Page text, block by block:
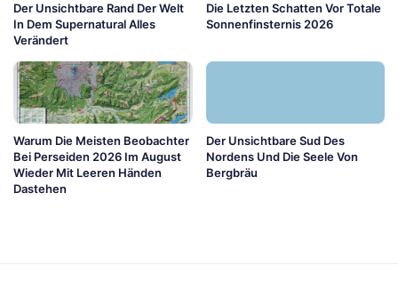
Der Unsichtbare Rand Der Welt
In Dem Supernatural Alles
Verändert
Die Letzten Schatten Vor Totale
Sonnenfinsternis 2026
Warum Die Meisten Beobachter
Bei Perseiden 2026 Im August
Wieder Mit Leeren Händen
Dastehen
Der Unsichtbare Sud Des
Nordens Und Die Seele Von
Bergbräu